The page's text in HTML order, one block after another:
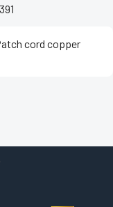
cord copper